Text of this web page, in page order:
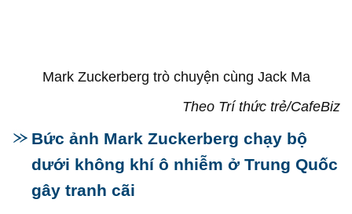
Mark Zuckerberg trò chuyện cùng Jack Ma
Theo Trí thức trẻ/CafeBiz
Bức ảnh Mark Zuckerberg chạy bộ
dưới không khí ô nhiễm ở Trung Quốc
gây tranh cãi